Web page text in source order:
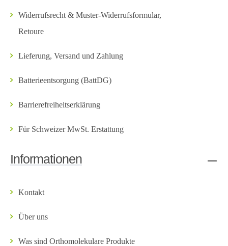
Widerrufsrecht & Muster-Widerrufsformular,
Retoure
Lieferung, Versand und Zahlung
Batterieentsorgung (BattDG)
Barrierefreiheitserklärung
Für Schweizer MwSt. Erstattung
Informationen
Kontakt
Über uns
Was sind Orthomolekulare Produkte